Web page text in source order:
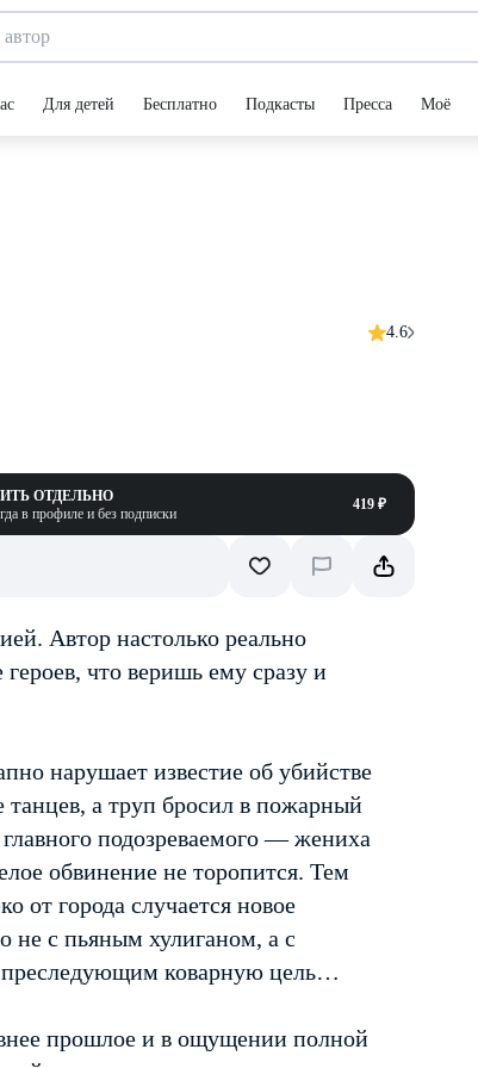
Для детей Бесплатно Подкасты Пресса Моё
4.6
ОТДЕЛЬНО
в профиле и без подписки
419 ₽
Автор настолько реально
что веришь ему сразу и
нарушает известие об убийстве
а труп бросил в пожарный
подозреваемого — жениха
обвинение не торопится. Тем
от города случается новое
не с пьяным хулиганом, а с
преследующим коварную цель…
прошлое и в ощущении полной